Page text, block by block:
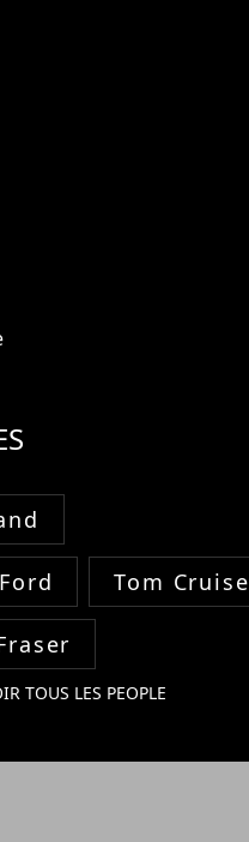
Tom Cruise
TOUS LES PEOPLE